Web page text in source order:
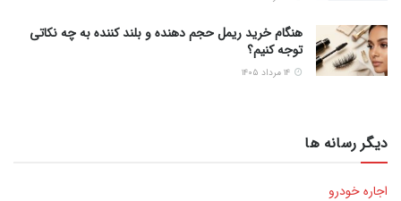
هنگام خرید ریمل حجم دهنده و بلند کننده به چه نکاتی
توجه کنیم؟
دیگر رسانه ها
اجاره خودرو